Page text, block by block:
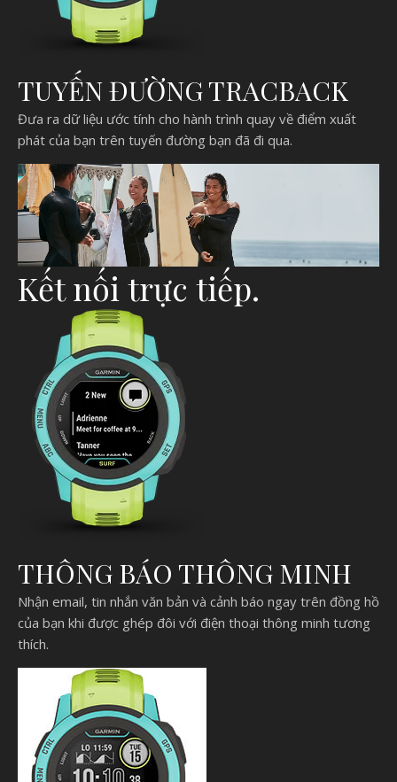
TUYẾN ĐƯỜNG TRACBACK
Đưa ra dữ liệu ước tính cho hành trình quay về điểm xuất
phát của bạn trên tuyến đường bạn đã đi qua.
Kết nối trực tiếp.
THÔNG BÁO THÔNG MINH
Nhận email, tin nhắn văn bản và cảnh báo ngay trên đồng hồ
của bạn khi được ghép đôi với điện thoại thông minh tương
thích.